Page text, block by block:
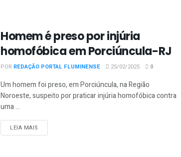
Homem é preso por injúria
homofóbica em Porciúncula-RJ
POR REDAÇÃO PORTAL FLUMINENSE 25/02/2025 0
Um homem foi preso, em Porciúncula, na Região
Noroeste, suspeito por praticar injúria homofóbica contra
uma ...
LEIA MAIS